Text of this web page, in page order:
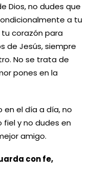
Dios, no dudes que
a tu
corazón para
de Jesús, siempre
No se trata de
pones en la
en el día a día, no
y no dudes en
amigo.
con fe,